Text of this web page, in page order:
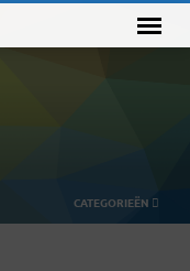
CATEGORIEËN